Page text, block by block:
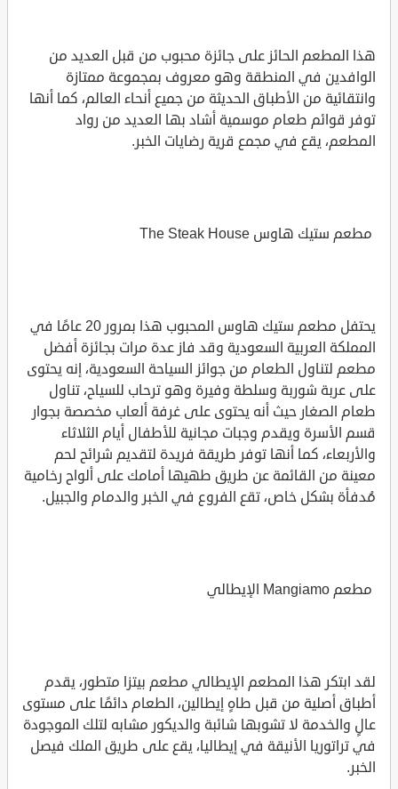
هذا المطعم الحائز على جائزة محبوب من قبل العديد من
الوافدين في المنطقة وهو معروف بمجموعة ممتازة
وانتقائية من الأطباق الحديثة من جميع أنحاء العالم، كما أنها
توفر قوائم طعام موسمية أشاد بها العديد من رواد
المطعم، يقع في مجمع قرية رضايات الخبر.
مطعم ستيك هاوس The Steak House
يحتفل مطعم ستيك هاوس المحبوب هذا بمرور 20 عامًا في
المملكة العربية السعودية وقد فاز عدة مرات بجائزة أفضل
مطعم لتناول الطعام من جوائز السياحة السعودية، إنه يحتوى
على عربة شوربة وسلطة وفيرة وهو ترحاب للسياح، تناول
طعام الصغار حيث أنه يحتوى على غرفة ألعاب مخصصة بجوار
قسم الأسرة ويقدم وجبات مجانية للأطفال أيام الثلاثاء
والأربعاء، كما أنها توفر طريقة فريدة لتقديم شرائح لحم
معينة من القائمة عن طريق طهيها أمامك على ألواح رخامية
مُدفأة بشكل خاص، تقع الفروع في الخبر والدمام والجبيل.
مطعم Mangiamo الإيطالي
لقد ابتكر هذا المطعم الإيطالي مطعم بيتزا متطور، يقدم
أطباق أصلية من قبل طاهٍ إيطالين، الطعام دائمًا على مستوى
عالٍ والخدمة لا تشوبها شائبة والديكور مشابه لتلك الموجودة
في تراتوريا الأنيقة في إيطاليا، يقع على طريق الملك فيصل
الخبر.